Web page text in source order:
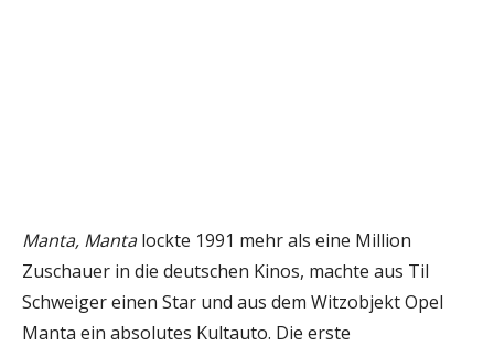
Manta, Mantalockte 1991 mehr als eine Million
Zuschauer in die deutschen Kinos, machte aus Til
Schweiger einen Star und aus dem Witzobjekt Opel
Manta ein absolutes Kultauto. Die erste